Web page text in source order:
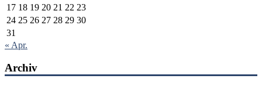
17 18 19 20 21 22 23
24 25 26 27 28 29 30
31
« Apr.
Archiv